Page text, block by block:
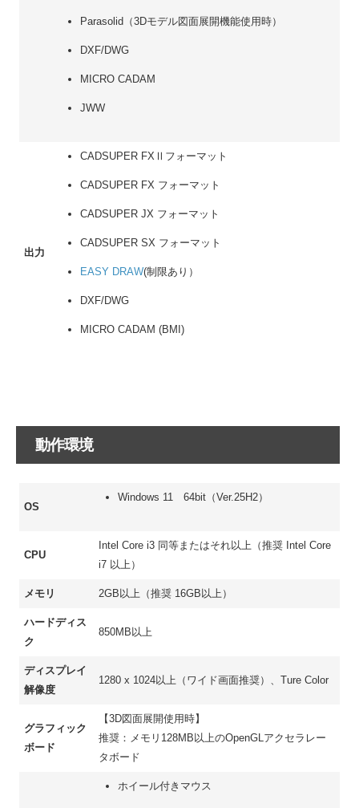
Parasolid（3Dモデル図面展開機能使用時）
DXF/DWG
MICRO CADAM
JWW
出力
CADSUPER FXⅡフォーマット
CADSUPER FX フォーマット
CADSUPER JX フォーマット
CADSUPER SX フォーマット
EASY DRAW(制限あり）
DXF/DWG
MICRO CADAM (BMI)
動作環境
OS
Windows 11 64bit（Ver.25H2）
CPU
Intel Core i3 同等またはそれ以上（推奨 Intel Core
i7 以上）
メモリ 2GB以上（推奨 16GB以上）
ハードディス
ク
850MB以上
ディスプレイ
解像度
1280 x 1024以上（ワイド画面推奨）、Ture Color
グラフィック
ボード
【3D図面展開使用時】
推奨：メモリ128MB以上のOpenGLアクセラレー
タボード
ホイール付きマウス